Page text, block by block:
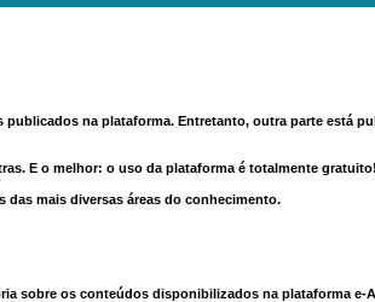
na plataforma. Entretanto, outra parte está
E o melhor: o uso da plataforma é totalmente gratuito!
das mais diversas áreas do conhecimento.
sobre os conteúdos disponibilizados na plataforma e-